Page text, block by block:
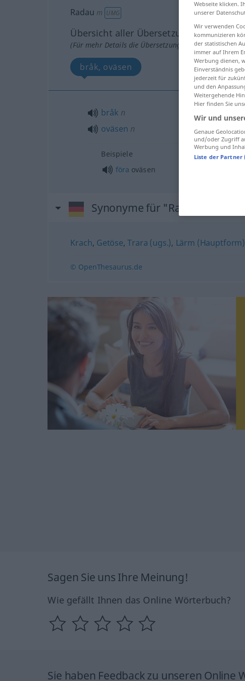
Radau m UMG
Übersicht aller Übersetzungen
(Für mehr Details die Übersetzung anklicken/
bråk, oväsen
bråk n
oväsen n
Beispiele
föra oväsen
Synonyme für "Radau"
Krach, Getöse,Trara (ugs.), Lärm (Hauptform)
© OpenThesaurus.de
Sagen Sie uns Ihre Meinung!
Wie gefällt Ihnen das Online Wörterbuch?
Sie haben Feedback zu unseren Online
Webseite klicken.
unserer
Wir verwenden
kommunizieren
der statistischen
immer auf Ihrem
Werbung dienen,
Einverständnis
jederzeit für
und den
Weitergehende
Hier finden Sie
Wir und
Genaue
und/oder Zugriff
Werbung und
Liste der Partner